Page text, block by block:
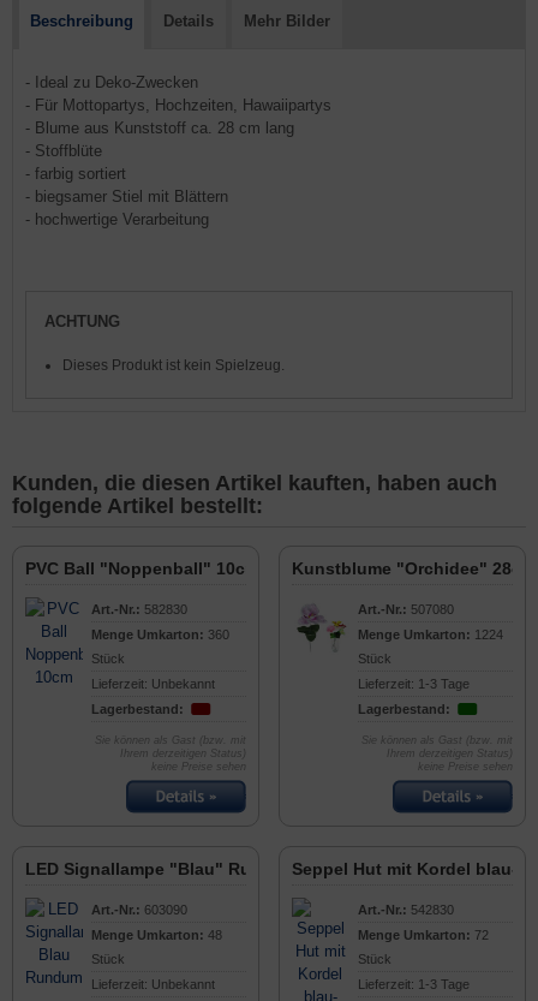
Beschreibung Details Mehr Bilder
- Ideal zu Deko-Zwecken
- Für Mottopartys, Hochzeiten, Hawaiipartys
- Blume aus Kunststoff ca. 28 cm lang
- Stoffblüte
- farbig sortiert
- biegsamer Stiel mit Blättern
- hochwertige Verarbeitung
ACHTUNG
Dieses Produkt ist kein Spielzeug.
Kunden, die diesen Artikel kauften, haben auch
folgende Artikel bestellt:
PVC Ball "Noppenball" 10cm
Art.-Nr.: 582830
Menge Umkarton: 360
Stück
Lieferzeit: Unbekannt
Lagerbestand:
Sie können als Gast (bzw. mit
Ihrem derzeitigen Status)
keine Preise sehen
Kunstblume "Orchidee" 28cm
Art.-Nr.: 507080
Menge Umkarton: 1224
Stück
Lieferzeit: 1-3 Tage
Lagerbestand:
Sie können als Gast (bzw. mit
Ihrem derzeitigen Status)
keine Preise sehen
LED Signallampe "Blau" Rundumlicht
Art.-Nr.: 603090
Menge Umkarton: 48
Stück
Lieferzeit: Unbekannt
Seppel Hut mit Kordel blau-
Art.-Nr.: 542830
Menge Umkarton: 72
Stück
Lieferzeit: 1-3 Tage